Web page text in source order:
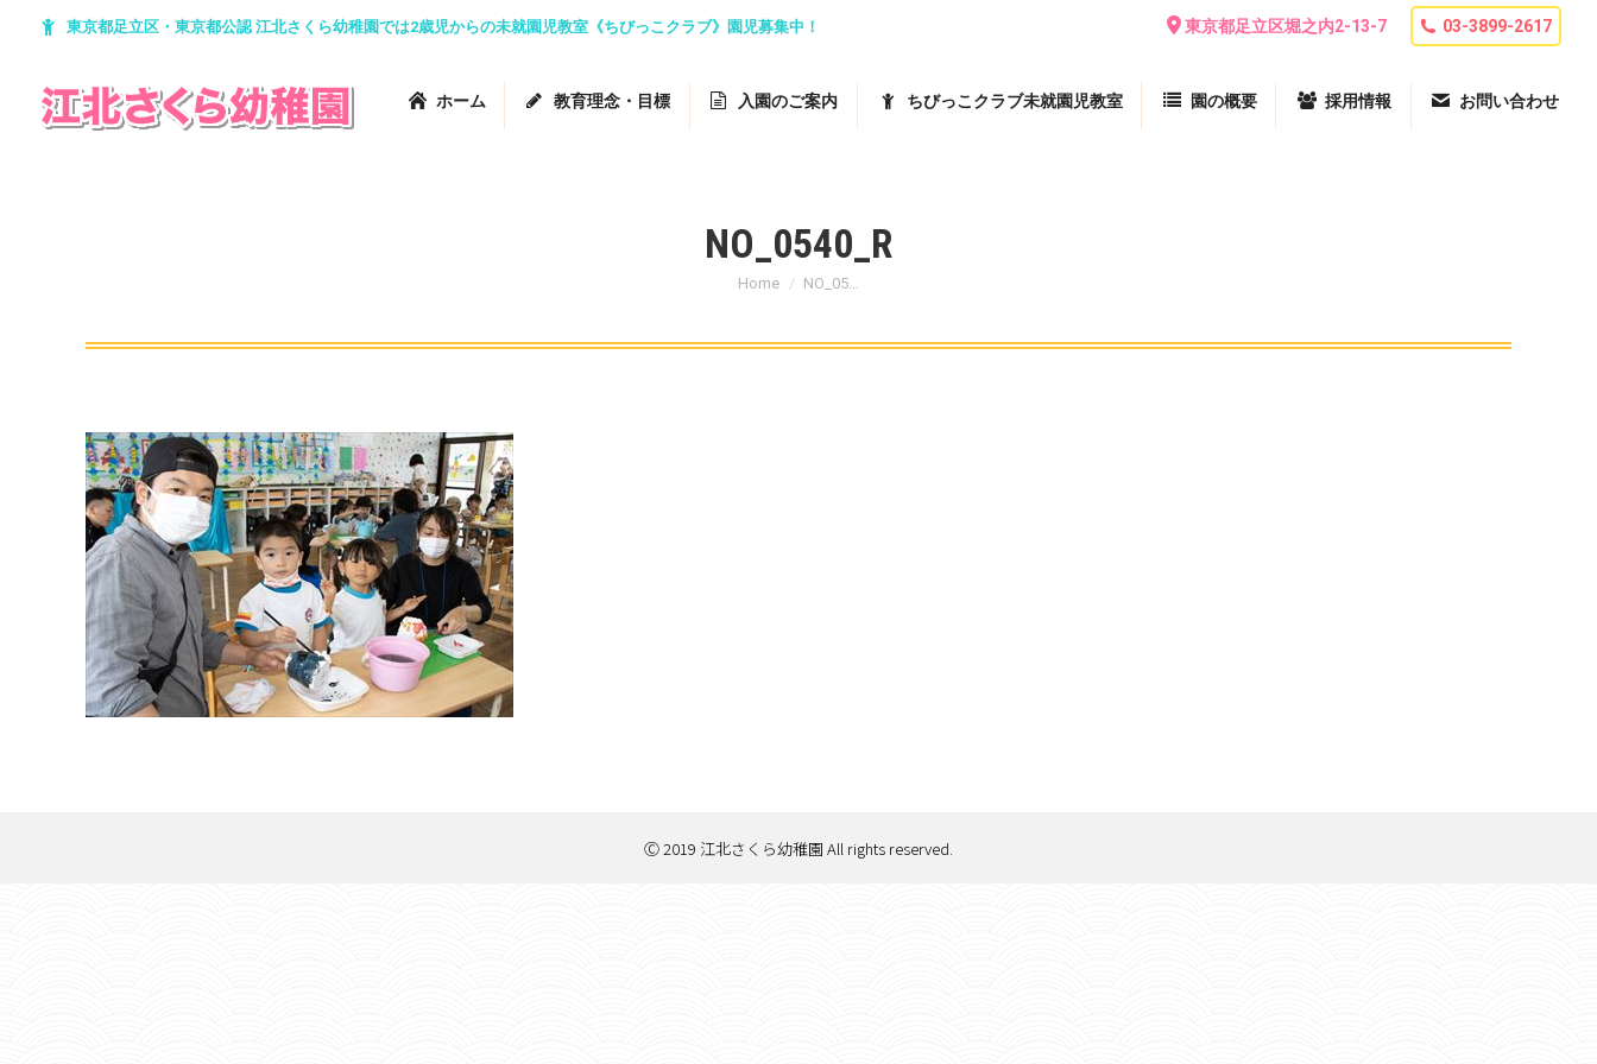
東京都足立区・東京都公認 江北さくら幼稚園では2歳児からの未就園児教室《ちびっこクラブ》園児募集中！ 東京都足立区堀之内2-13-7 03-3899-2617
ホーム 教育理念・目標 入園のご案内 ちびっこクラブ未就園児教室 園の概要 採用情報 お問い合わせ
NO_0540_R
You are here:
Home NO_05…
Ⓒ 2019 江北さくら幼稚園 All rights reserved.